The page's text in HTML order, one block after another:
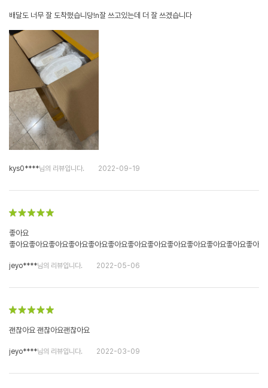
배달도 너무 잘 도착했습니당!n잘 쓰고있는데 더 잘 쓰겠습니다
kys0****님의 리뷰입니다. 2022-09-19
좋아요
좋아요좋아요좋아요좋아요좋아요좋아요좋아요좋아요좋아요좋아요좋아요좋아요좋아
jeyo****님의 리뷰입니다. 2022-05-06
괜찮아요 괜찮아요괜찮아요
jeyo****님의 리뷰입니다. 2022-03-09